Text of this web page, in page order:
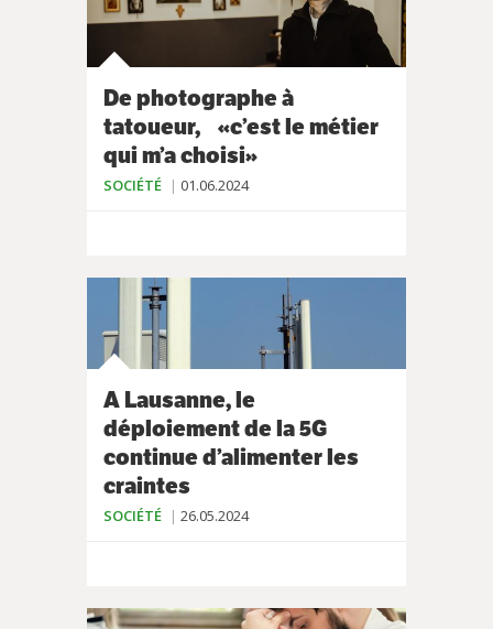
De photographe à
tatoueur, «c’est le métier
qui m’a choisi»
SOCIÉTÉ 01.06.2024
A Lausanne, le
déploiement de la 5G
continue d’alimenter les
craintes
SOCIÉTÉ 26.05.2024